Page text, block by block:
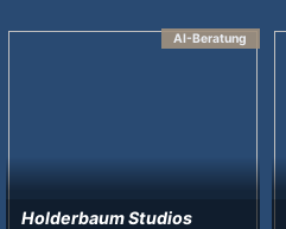
AI-Beratung
Holderbaum Studios